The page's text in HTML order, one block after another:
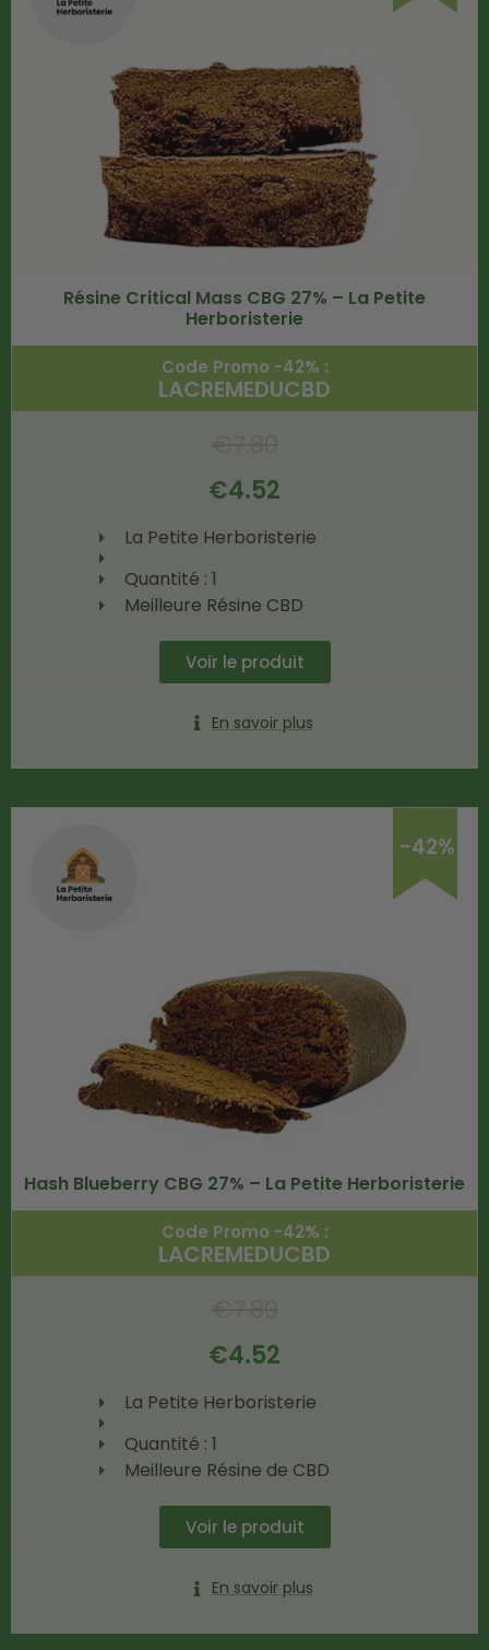
Résine Critical Mass CBG 27% – La Petite
Herboristerie
Code Promo -42% :
LACREMEDUCBD
€4.52
La Petite Herboristerie
Quantité : 1
Meilleure Résine CBD
Voir le produit
En savoir plus
-42%
Hash Blueberry CBG 27% – La Petite Herboristerie
Code Promo -42% :
LACREMEDUCBD
€4.52
La Petite Herboristerie
Quantité : 1
Meilleure Résine de CBD
Voir le produit
En savoir plus